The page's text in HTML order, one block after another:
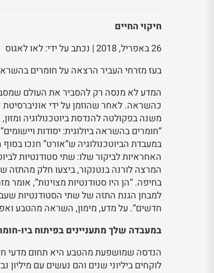
חיקוי החיים
26 באפריל, 2018 | נכתב על ידי: לאו לאגוס
בעז מזרחי העביר הרצאה על חומרים
המדע לא מנסה רק להסביר את העולם
כהשראה. לאחר שהוזמן על ידי
משנה בפקולטה להנדסת ביוטכנולוגיה
“חומרים בהשראה ביולוגית: יסודות
במעבדת הביוטכנולוגיה ש”אורט” חנכו
האחראיות לביקור שלו: שתי סטודנטיות
המרצה לורנה בנטנקור, ביצעו חלק מהתזה
בחיפה. “הן היו סטודנטיות מצוינות”,
למבחן הגנת התזה של שתי הסטודנטיות
חדשים”. על מדע, מימון, השראה מהטבע
במעבדה שלך מתעניינים בפיתוח ביו-
הנדסה שמושפעת מהטבע היא תחום מדעי
לוקחים ביליוני שנים והם נעשים עם מיליון